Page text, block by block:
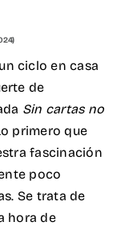
ciclo en casa
de
Sin cartas no
primero que
fascinación
poco
Se trata de
hora de